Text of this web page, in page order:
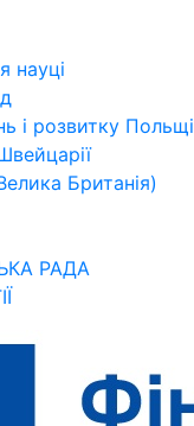
науці
і розвитку Польщі
Британія)
РАДА